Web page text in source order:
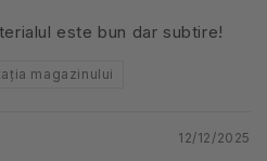
este bun dar subtire!
magazinului
12/12/2025